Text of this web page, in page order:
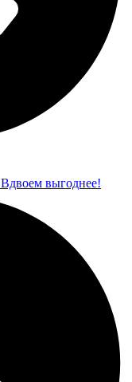
выгоднее!